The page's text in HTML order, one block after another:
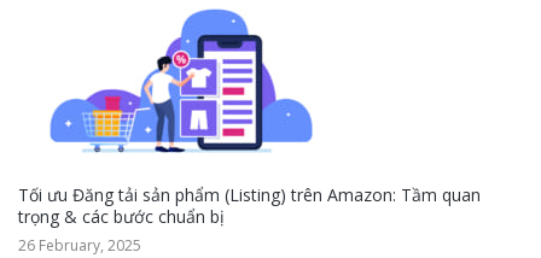
Tối ưu Đăng tải sản phẩm (Listing) trên Amazon: Tầm quan
trọng & các bước chuẩn bị
26 February, 2025